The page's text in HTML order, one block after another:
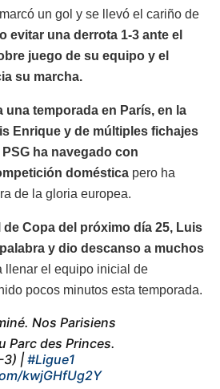
un gol y se llevó el cariño de
evitar una derrota 1-3 ante el
juego de su equipo y el
su marcha.
una temporada en París, en la
Enrique y de múltiples fichajes
ha navegado con
doméstica pero ha
de la gloria europea.
de Copa del próximo día 25, Luis
y dio descanso a muchos
llenar el equipo inicial de
pocos minutos esta temporada.
Nos Parisiens
Parc des Princes.
3) | #Ligue1
kwjGHfUg2Y